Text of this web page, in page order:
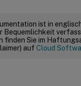
ist in
Bequemlichkeit
Sie im
auf Cloud